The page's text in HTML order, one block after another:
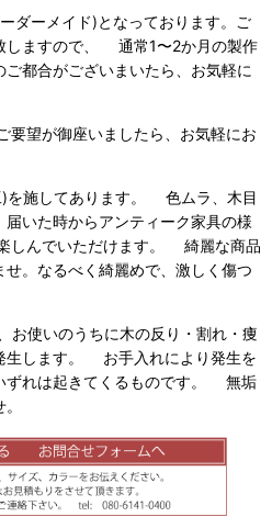
ダーメイド)となっております。ご
しますので、 通常1〜2か月の製作
都合がございまいたら、お気軽に
要望が御座いましたら、お気軽にお
を施してあります。 色ムラ、木目
いた時からアンティーク家具の様
しんでいただけます。 綺麗な商品
。なるべく綺麗めで、激しく傷つ
お使いのうちに木の反り・割れ・痩
生します。 お手入れにより発生を
ずれは起きてくるものです。 無垢